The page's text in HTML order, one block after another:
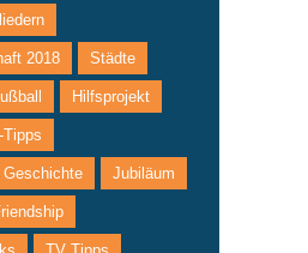
2018 Städte
Hilfsprojekt
Tipps
Geschichte Jubiläum